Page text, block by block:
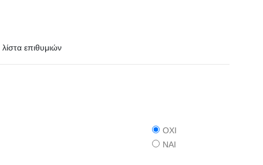
επιθυμιών
ΟΧΙ
ΝΑΙ